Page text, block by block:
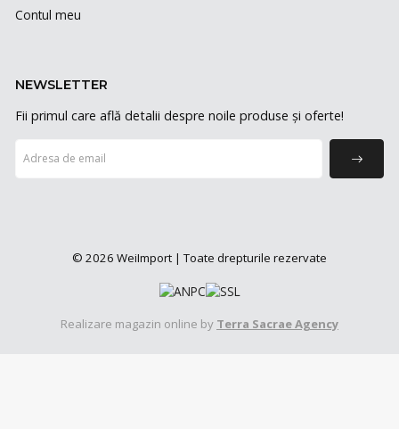
Contul meu
NEWSLETTER
Fii primul care află detalii despre noile produse și oferte!
© 2026 WeiImport | Toate drepturile rezervate
Realizare magazin online by Terra Sacrae Agency